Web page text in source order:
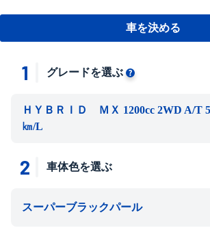
車を決める
1 グレードを選ぶ
ＨＹＢＲＩＤ ＭＸ 1200cc 2WD A/T
㎞/L
2 車体色を選ぶ
スーパーブラックパール